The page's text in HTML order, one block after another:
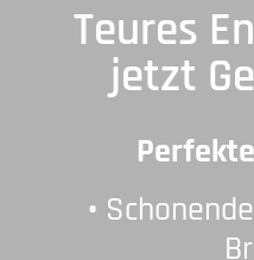
Teures
jetzt
•